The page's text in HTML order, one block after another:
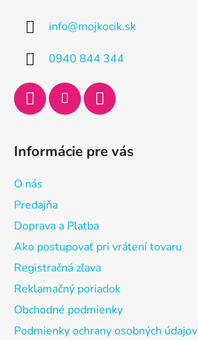
info@mojkocik.sk
0940 844 344
Informácie pre vás
O nás
Predajňa
Doprava a Platba
Ako postupovať pri vrátení tovaru
Registračná zľava
Reklamačný poriadok
Obchodné podmienky
Podmienky ochrany osobných údajov